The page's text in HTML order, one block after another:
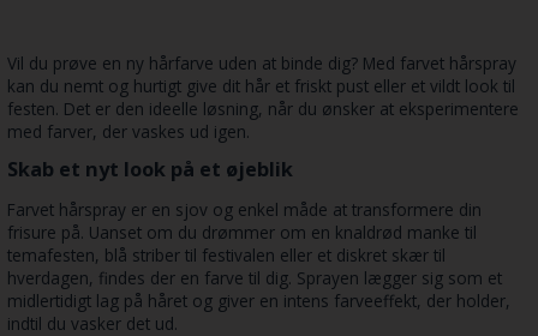
Vil du prøve en ny hårfarve uden at binde dig? Med farvet hårspray
kan du nemt og hurtigt give dit hår et friskt pust eller et vildt look til
festen. Det er den ideelle løsning, når du ønsker at eksperimentere
med farver, der vaskes ud igen.
Skab et nyt look på et øjeblik
Farvet hårspray er en sjov og enkel måde at transformere din
frisure på. Uanset om du drømmer om en knaldrød manke til
temafesten, blå striber til festivalen eller et diskret skær til
hverdagen, findes der en farve til dig. Sprayen lægger sig som et
midlertidigt lag på håret og giver en intens farveeffekt, der holder,
indtil du vasker det ud.